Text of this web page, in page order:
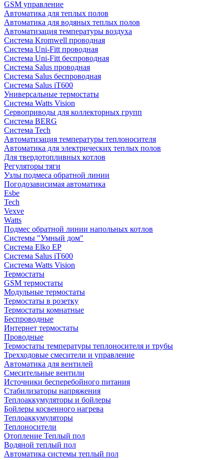
GSM управление
Автоматика для теплых полов
Автоматика для водяных теплых полов
Автоматизация температуры воздуха
Система Kromwell проводная
Система Uni-Fitt проводная
Система Uni-Fitt беспроводная
Система Salus проводная
Система Salus беспроводная
Система Salus iT600
Универсальные термостаты
Система Watts Vision
Сервоприводы для коллекторных групп
Система BERG
Система Tech
Автоматизация температуры теплоносителя
Автоматика для электрических теплых полов
Для твердотопливных котлов
Регуляторы тяги
Узлы подмеса обратной линии
Погодозависимая автоматика
Esbe
Tech
Vexve
Watts
Подмес обратной линии напольных котлов
Системы "Умный дом"
Система Elko EP
Система Salus iT600
Система Watts Vision
Термостаты
GSM термостаты
Модульные термостаты
Термостаты в розетку
Термостаты комнатные
Беспроводные
Интернет термостаты
Проводные
Термостаты температуры теплоносителя и трубы
Трехходовые смесители и управление
Автоматика для вентилей
Смесительные вентили
Источники бесперебойного питания
Стабилизаторы напряжения
Теплоаккумуляторы и бойлеры
Бойлеры косвенного нагрева
Теплоаккумуляторы
Теплоносители
Отопление Теплый пол
Водяной теплый пол
Автоматика системы теплый пол